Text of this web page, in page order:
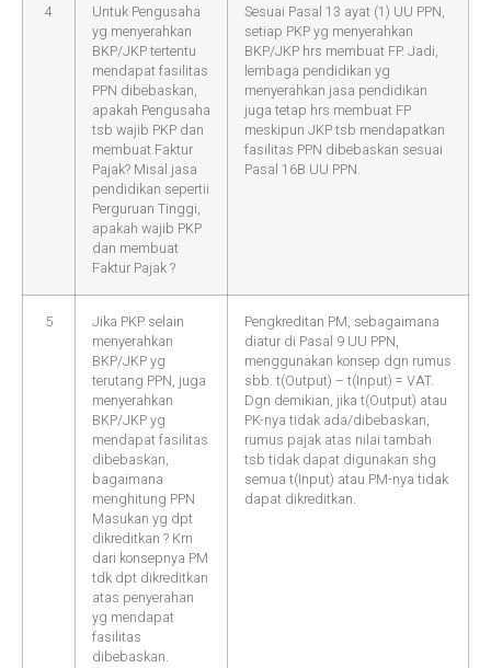
4
Untuk Pengusaha
yg menyerahkan
BKP/JKP tertentu
mendapat fasilitas
PPN dibebaskan,
apakah Pengusaha
tsb wajib PKP dan
membuat Faktur
Pajak? Misal jasa
pendidikan sepertii
Perguruan Tinggi,
apakah wajib PKP
dan membuat
Faktur Pajak ?
Sesuai Pasal 13 ayat (1) UU PPN,
setiap PKP yg menyerahkan
BKP/JKP hrs membuat FP. Jadi,
lembaga pendidikan yg
menyerahkan jasa pendidikan
juga tetap hrs membuat FP
meskipun JKP tsb mendapatkan
fasilitas PPN dibebaskan sesuai
Pasal 16B UU PPN.
5
Jika PKP selain
menyerahkan
BKP/JKP yg
terutang PPN, juga
menyerahkan
BKP/JKP yg
mendapat fasilitas
dibebaskan,
bagaimana
menghitung PPN
Masukan yg dpt
dikreditkan ? Krn
dari konsepnya PM
tdk dpt dikreditkan
atas penyerahan
yg mendapat
fasilitas
dibebaskan.
Pengkreditan PM, sebagaimana
diatur di Pasal 9 UU PPN,
menggunakan konsep dgn rumus
sbb. t(Output) – t(Input) = VAT.
Dgn demikian, jika t(Output) atau
PK-nya tidak ada/dibebaskan,
rumus pajak atas nilai tambah
tsb tidak dapat digunakan shg
semua t(Input) atau PM-nya tidak
dapat dikreditkan.